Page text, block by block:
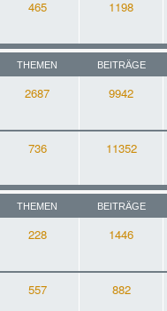
465 1198
THEMEN BEITRÄGE
2687 9942
736 11352
THEMEN BEITRÄGE
228 1446
557 882